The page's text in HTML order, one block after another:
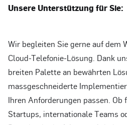
Unsere Unterstützung für Sie:
Wir begleiten Sie gerne auf dem
Cloud-Telefonie-Lösung. Dank
breiten Palette an bewährten
massgeschneiderte
Ihren Anforderungen passen.
Startups, internationale Teams